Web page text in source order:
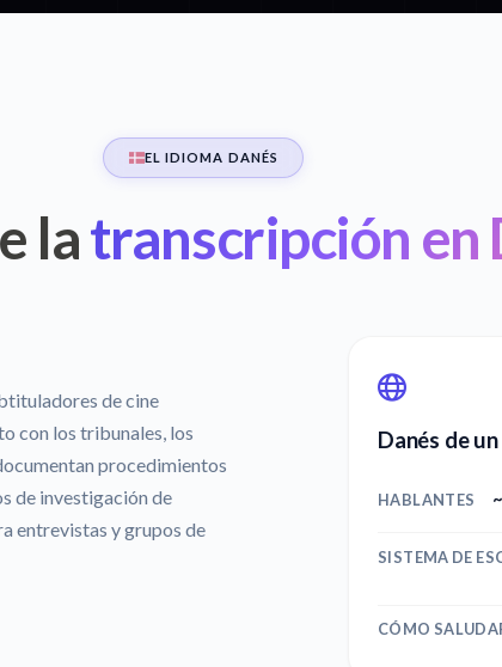
EL IDIOMA DANÉS
latranscripción en
de cine
con los tribunales, los
procedimientos
de investigación de
entrevistas y grupos de
Danés de
HABLANTES
SISTEMA DE
CÓMO